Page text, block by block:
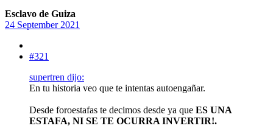
Esclavo de Guiza
24 September 2021
#321
supertren dijo:
En tu historia veo que te intentas autoengañar.
Desde foroestafas te decimos desde ya que ES UNA
ESTAFA, NI SE TE OCURRA INVERTIR!.